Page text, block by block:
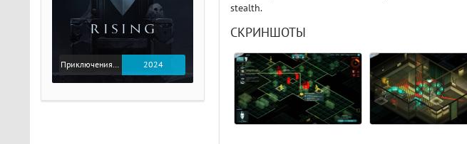
stealth.
СКРИНШОТЫ
Приключения / Экшен 2024